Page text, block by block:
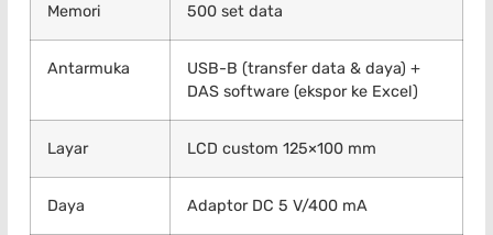
Memori 500 set data
Antarmuka
USB-B (transfer data & daya) +
DAS software (ekspor ke Excel)
Layar LCD custom 125×100 mm
Daya Adaptor DC 5 V/400 mA